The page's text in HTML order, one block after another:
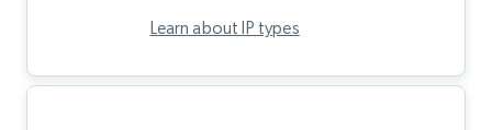
Learn about IP types